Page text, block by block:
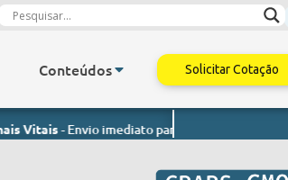
Conteúdos Solicitar Cotação
imediato para todo o Brasil.